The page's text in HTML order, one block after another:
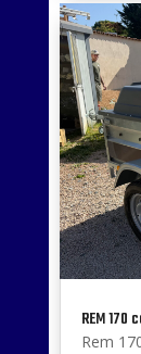
REM 170
Rem